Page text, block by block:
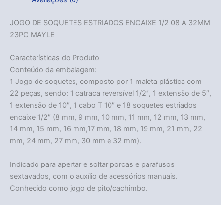
JOGO DE SOQUETES ESTRIADOS ENCAIXE 1/2 08 A 32MM
23PC MAYLE
Características do Produto
Conteúdo da embalagem:
1 Jogo de soquetes, composto por 1 maleta plástica com
22 peças, sendo: 1 catraca reversível 1/2″, 1 extensão de 5″,
1 extensão de 10″, 1 cabo T 10″ e 18 soquetes estriados
encaixe 1/2″ (8 mm, 9 mm, 10 mm, 11 mm, 12 mm, 13 mm,
14 mm, 15 mm, 16 mm,17 mm, 18 mm, 19 mm, 21 mm, 22
mm, 24 mm, 27 mm, 30 mm e 32 mm).
Indicado para apertar e soltar porcas e parafusos
sextavados, com o auxílio de acessórios manuais.
Conhecido como jogo de pito/cachimbo.